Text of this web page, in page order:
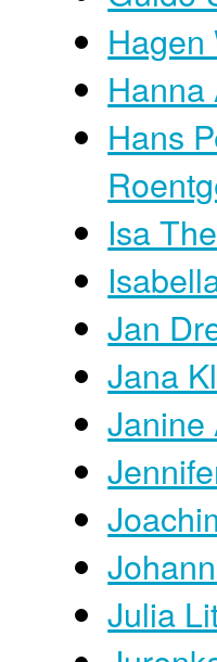
Hagen
Hanna
Hans
Isa
Jan
Jana
Janine
Julia